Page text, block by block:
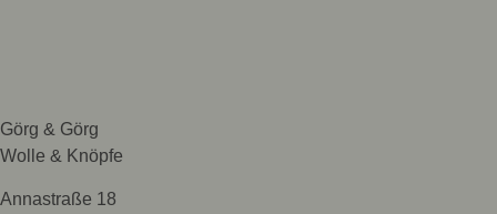
Görg & Görg
Wolle & Knöpfe
Annastraße 18